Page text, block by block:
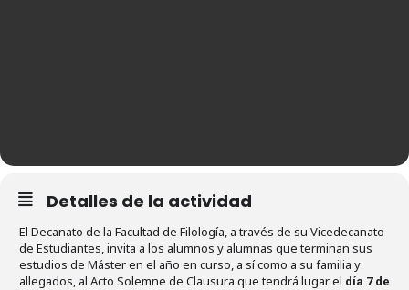
Detalles de la actividad
El Decanato de la Facultad de Filología, a través de su Vicedecanato
de Estudiantes, invita a los alumnos y alumnas que terminan sus
estudios de Máster en el año en curso, a sí como a su familia y
allegados, al Acto Solemne de Clausura que tendrá lugar el día 7 de